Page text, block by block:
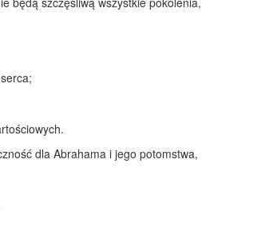
dla Abrahama i jego potomstwa,